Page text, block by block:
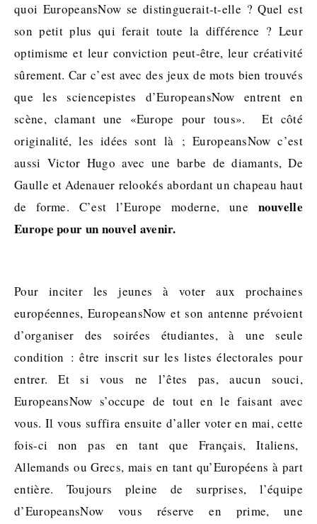
quoi EuropeansNow se distinguerait-t-elle ? Quel est
son petit plus qui ferait toute la différence ? Leur
optimisme et leur conviction peut-être, leur créativité
sûrement. Car c’est avec des jeux de mots bien trouvés
que les sciencepistes d’EuropeansNow entrent en
scène, clamant une «Europe pour tous». Et côté
originalité, les idées sont là ; EuropeansNow c’est
aussi Victor Hugo avec une barbe de diamants, De
Gaulle et Adenauer relookés abordant un chapeau haut
de forme. C’est l’Europe moderne, une nouvelle
Europe pour un nouvel avenir.
Pour inciter les jeunes à voter aux prochaines
européennes, EuropeansNow et son antenne prévoient
d’organiser des soirées étudiantes, à une seule
condition : être inscrit sur les listes électorales pour
entrer. Et si vous ne l’êtes pas, aucun souci,
EuropeansNow s’occupe de tout en le faisant avec
vous. Il vous suffira ensuite d’aller voter en mai, cette
fois-ci non pas en tant que Français, Italiens,
Allemands ou Grecs, mais en tant qu’Européens à part
entière. Toujours pleine de surprises, l’équipe
d’EuropeansNow vous réserve en prime, une